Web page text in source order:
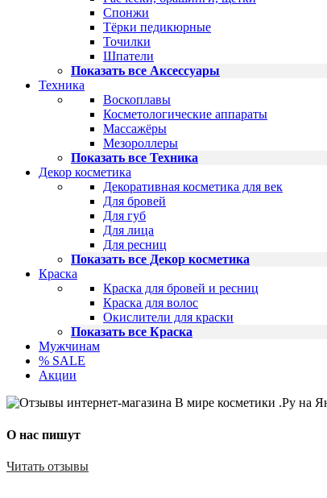
Спонжи
Тёрки педикюрные
Точилки
Шпатели
Показать все Аксессуары
Техника
Воскоплавы
Косметологические аппараты
Массажёры
Мезороллеры
Показать все Техника
Декор косметика
Декоративная косметика для век
Для бровей
Для губ
Для лица
Для ресниц
Показать все Декор косметика
Краска
Краска для бровей и ресниц
Краска для волос
Окислители для краски
Показать все Краска
Мужчинам
% SALE
Акции
О нас пишут
Читать отзывы